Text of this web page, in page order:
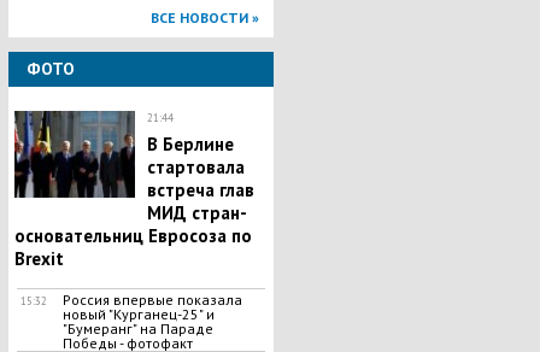
ВСЕ НОВОСТИ »
ФОТО
21:44
В Берлине
стартовала
встреча глав
МИД стран-
основательниц Евросоза по
Brexit
15:32
Россия впервые показала
новый "Курганец-25" и
"Бумеранг" на Параде
Победы - фотофакт